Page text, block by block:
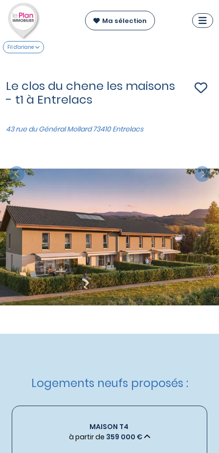
Ma sélection
Fil d'ariane
Le clos du chene les maisons
- t1 à Entrelacs
43 rue du Général Mollard 73410 Entrelacs
Previous
Next
VOIR SUR LA CARTE
Maisons du T4 au T5
à partir de359 000 €
Nos autres maisons neuvesà Entrelacs
Livraison :4ème trimestre 2028
Etat d'avancement :Lancement
Demande de documentation
Logements neufs proposés :
MAISON T4
à partir de 359 000 €